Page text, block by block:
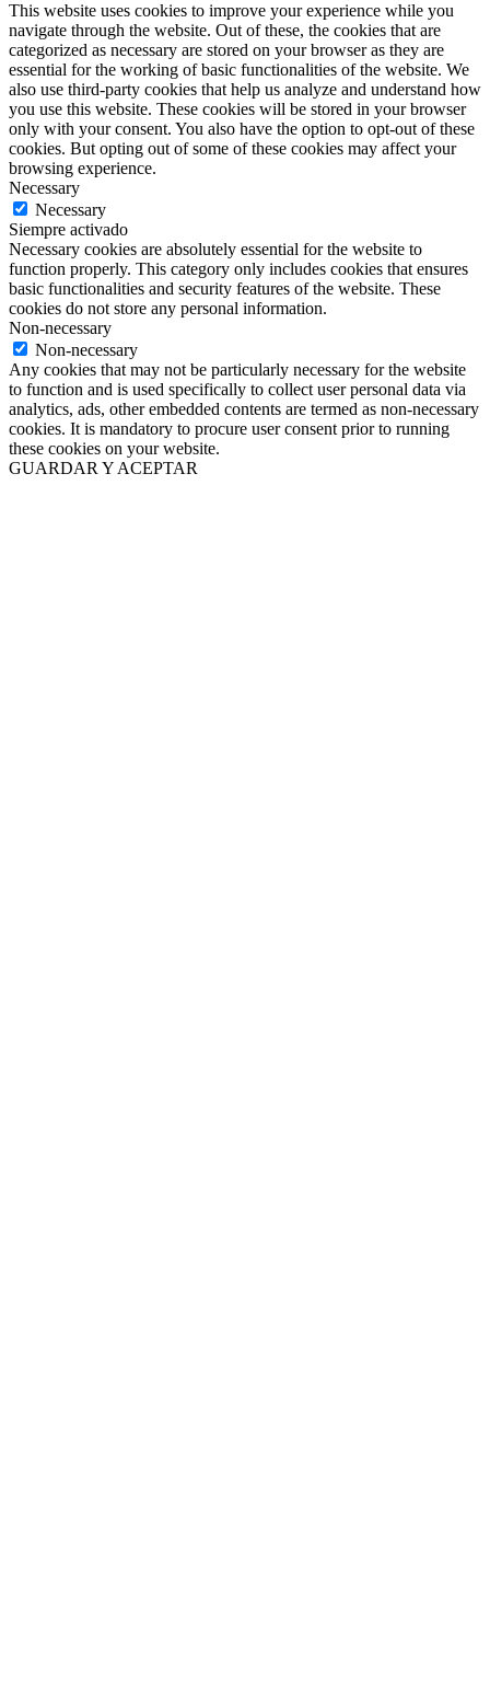
This website uses cookies to improve your experience while you
navigate through the website. Out of these, the cookies that are
categorized as necessary are stored on your browser as they are
essential for the working of basic functionalities of the website. We
also use third-party cookies that help us analyze and understand how
you use this website. These cookies will be stored in your browser
only with your consent. You also have the option to opt-out of these
cookies. But opting out of some of these cookies may affect your
browsing experience.
Necessary
Necessary
Siempre activado
Necessary cookies are absolutely essential for the website to
function properly. This category only includes cookies that ensures
basic functionalities and security features of the website. These
cookies do not store any personal information.
Non-necessary
Non-necessary
Any cookies that may not be particularly necessary for the website
to function and is used specifically to collect user personal data via
analytics, ads, other embedded contents are termed as non-necessary
cookies. It is mandatory to procure user consent prior to running
these cookies on your website.
GUARDAR Y ACEPTAR